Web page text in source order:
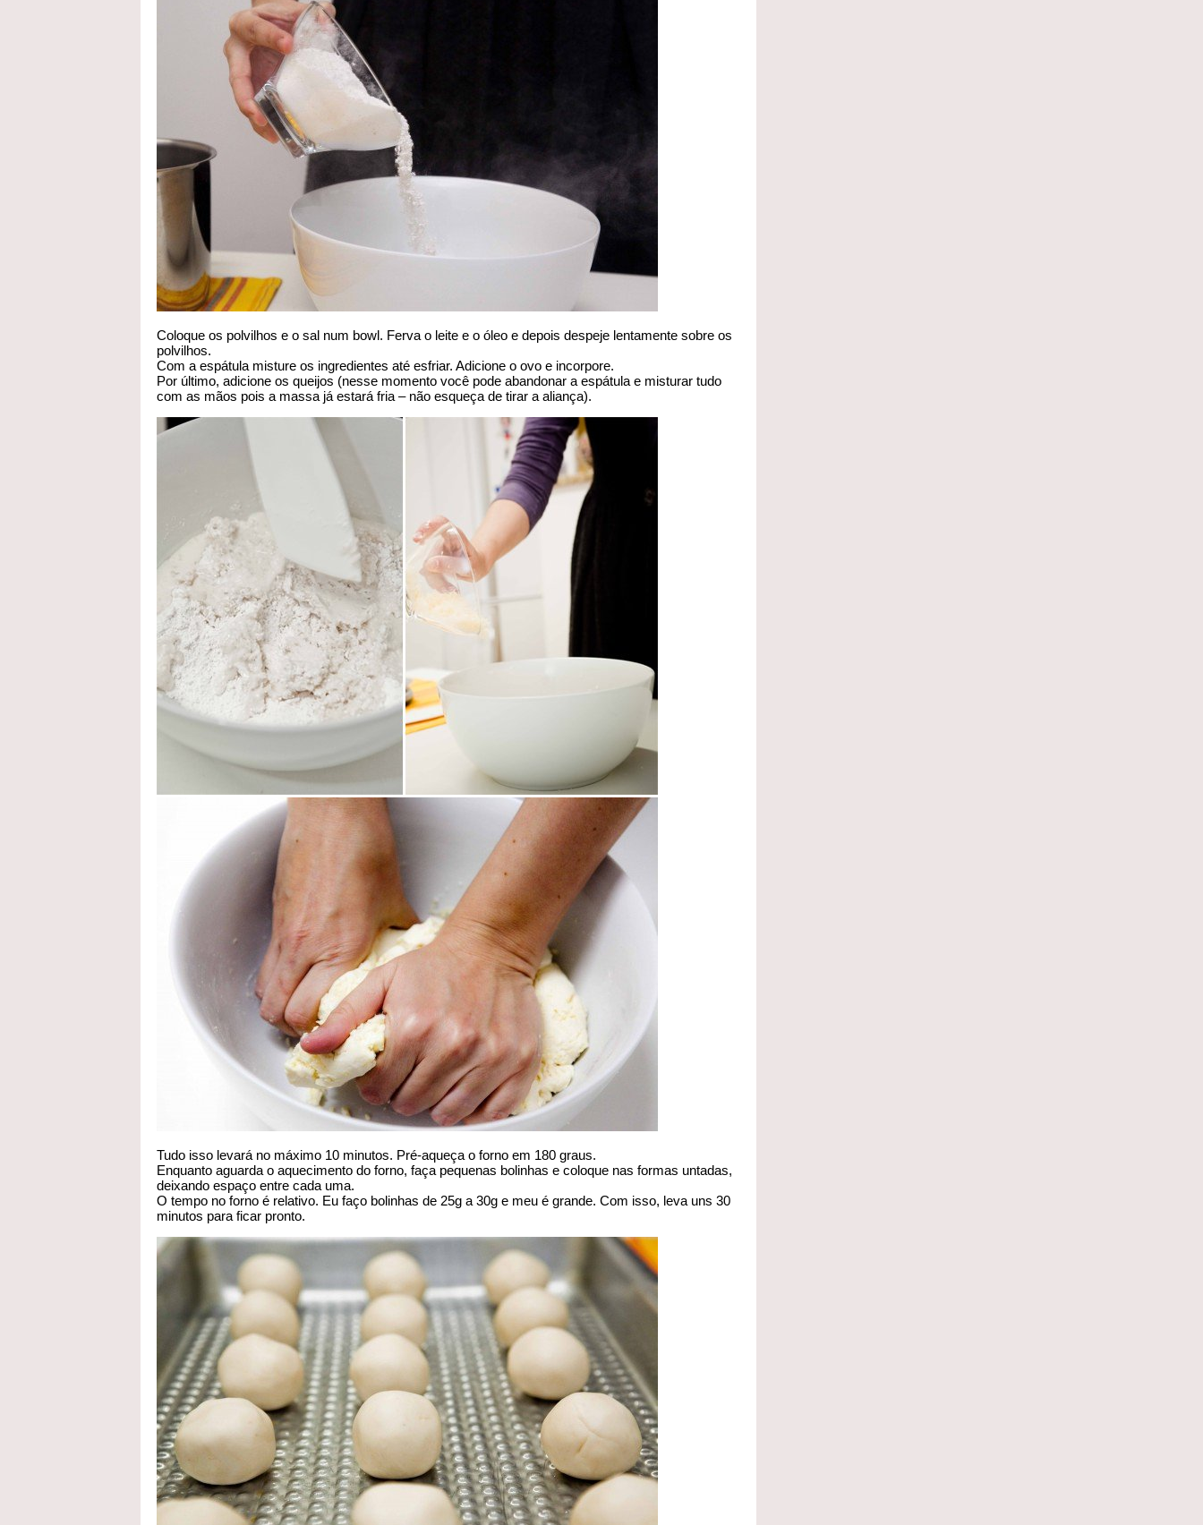
Coloque os polvilhos e o sal num bowl. Ferva o leite e o óleo e depois despeje lentamente sobre os
polvilhos.
Com a espátula misture os ingredientes até esfriar. Adicione o ovo e incorpore.
Por último, adicione os queijos (nesse momento você pode abandonar a espátula e misturar tudo
com as mãos pois a massa já estará fria – não esqueça de tirar a aliança).
Tudo isso levará no máximo 10 minutos. Pré-aqueça o forno em 180 graus.
Enquanto aguarda o aquecimento do forno, faça pequenas bolinhas e coloque nas formas untadas,
deixando espaço entre cada uma.
O tempo no forno é relativo. Eu faço bolinhas de 25g a 30g e meu é grande. Com isso, leva uns 30
minutos para ficar pronto.